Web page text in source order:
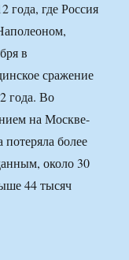
года, где Россия
в
сражение
года. Во
на Москве-
более
около 30
44 тысяч